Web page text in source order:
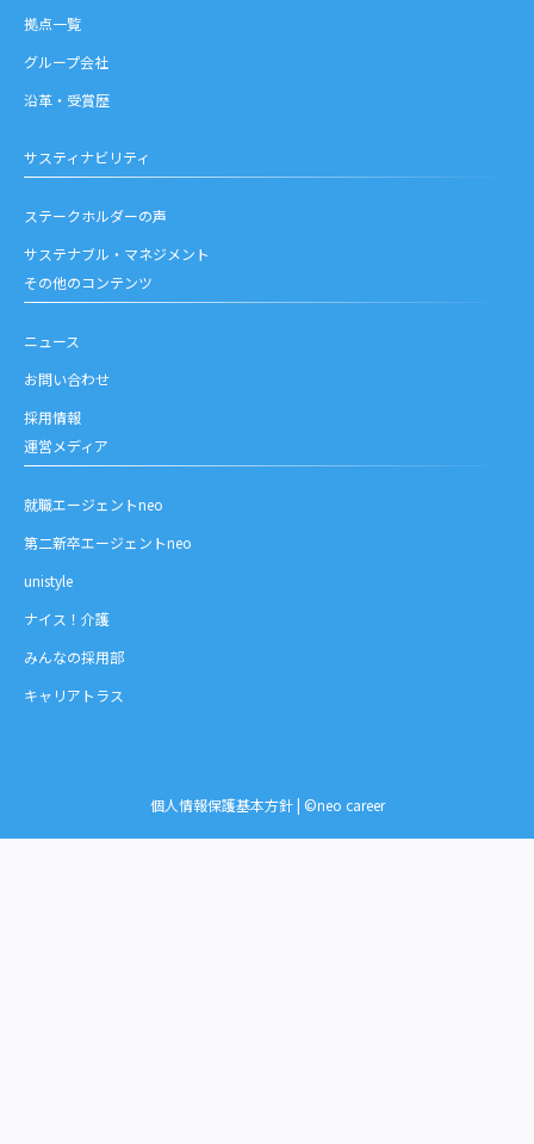
拠点一覧
グループ会社
沿革・受賞歴
サスティナビリティ
ステークホルダーの声
サステナブル・マネジメント
その他のコンテンツ
ニュース
お問い合わせ
採用情報
運営メディア
就職エージェントneo
第二新卒エージェントneo
unistyle
ナイス！介護
みんなの採用部
キャリアトラス
個人情報保護基本方針| ©neo career